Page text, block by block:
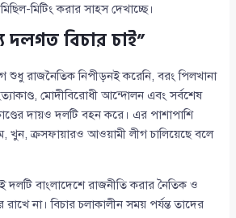
মিটিং করার সাহস দেখাচ্ছে।
দলগত বিচার চাই”
শুধু রাজনৈতিক নিপীড়নই করেনি, বরং পিলখানা
মোদীবিরোধী আন্দোলন এবং সর্বশেষ
দায়ও দলটি বহন করে। এর পাশাপাশি
খুন, ক্রসফায়ারও আওয়ামী লীগ চালিয়েছে বলে
দলটি বাংলাদেশে রাজনীতি করার নৈতিক ও
না। বিচার চলাকালীন সময় পর্যন্ত তাদের